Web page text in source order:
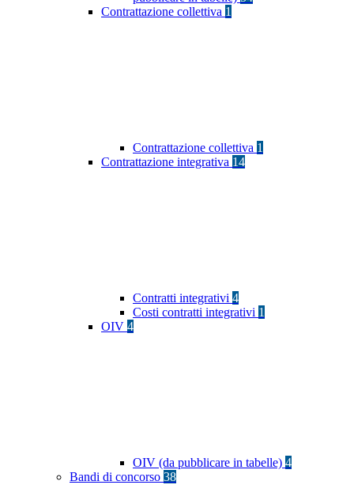
Contrattazione collettiva 1
Contrattazione collettiva 1
Contrattazione integrativa 14
Contratti integrativi 4
Costi contratti integrativi 1
OIV 4
OIV (da pubblicare in tabelle) 4
Bandi di concorso 38